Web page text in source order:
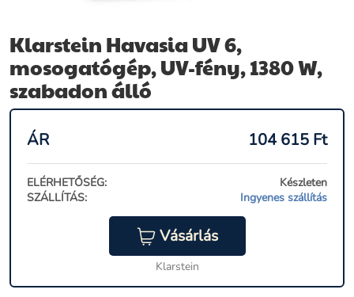
Klarstein Havasia UV 6,
mosogatógép, UV-fény, 1380 W,
szabadon álló
ÁR 104 615 Ft
ELÉRHETŐSÉG:
Készleten
SZÁLLÍTÁS:
Ingyenes szállítás
Vásárlás
Klarstein